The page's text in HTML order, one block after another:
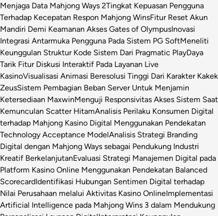
Menjaga Data Mahjong Ways 2Tingkat Kepuasan Pengguna
Terhadap Kecepatan Respon Mahjong WinsFitur Reset Akun
Mandiri Demi Keamanan Akses Gates of OlympusInovasi
Integrasi Antarmuka Pengguna Pada Sistem PG SoftMeneliti
Keunggulan Struktur Kode Sistem Dari Pragmatic PlayDaya
Tarik Fitur Diskusi Interaktif Pada Layanan Live
KasinoVisualisasi Animasi Beresolusi Tinggi Dari Karakter Kakek
ZeusSistem Pembagian Beban Server Untuk Menjamin
Ketersediaan MaxwinMenguji Responsivitas Akses Sistem Saat
Kemunculan Scatter HitamAnalisis Perilaku Konsumen Digital
terhadap Mahjong Kasino Digital Menggunakan Pendekatan
Technology Acceptance ModelAnalisis Strategi Branding
Digital dengan Mahjong Ways sebagai Pendukung Industri
Kreatif BerkelanjutanEvaluasi Strategi Manajemen Digital pada
Platform Kasino Online Menggunakan Pendekatan Balanced
ScorecardIdentifikasi Hubungan Sentimen Digital terhadap
Nilai Perusahaan melalui Aktivitas Kasino OnlineImplementasi
Artificial Intelligence pada Mahjong Wins 3 dalam Mendukung